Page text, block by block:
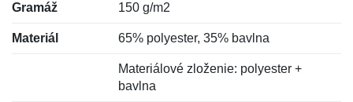
Gramáž 150 g/m2
Materiál 65% polyester, 35% bavlna
Materiálové zloženie: polyester +
bavlna